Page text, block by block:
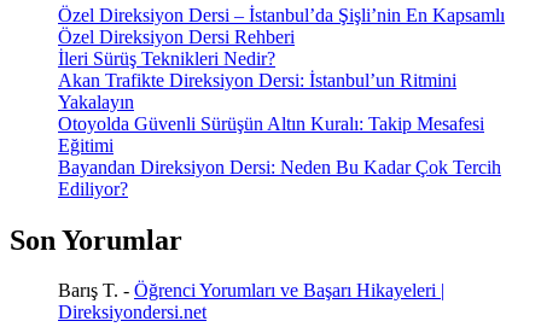
Özel Direksiyon Dersi – İstanbul’da Şişli’nin En Kapsamlı
Özel Direksiyon Dersi Rehberi
İleri Sürüş Teknikleri Nedir?
Akan Trafikte Direksiyon Dersi: İstanbul’un Ritmini
Yakalayın
Otoyolda Güvenli Sürüşün Altın Kuralı: Takip Mesafesi
Eğitimi
Bayandan Direksiyon Dersi: Neden Bu Kadar Çok Tercih
Ediliyor?
Son Yorumlar
Barış T. - Öğrenci Yorumları ve Başarı Hikayeleri |
Direksiyondersi.net